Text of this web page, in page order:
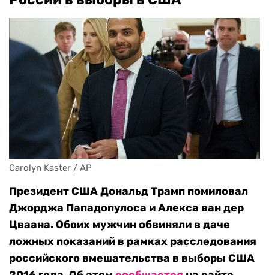
Carolyn Kaster / AP
Президент США Дональд Трамп помиловал
Джорджа Пападопулоса и Алекса ван дер
Цваана. Обоих мужчин обвиняли в даче
ложных показаний в рамках расследования
российского вмешательства в выборы США